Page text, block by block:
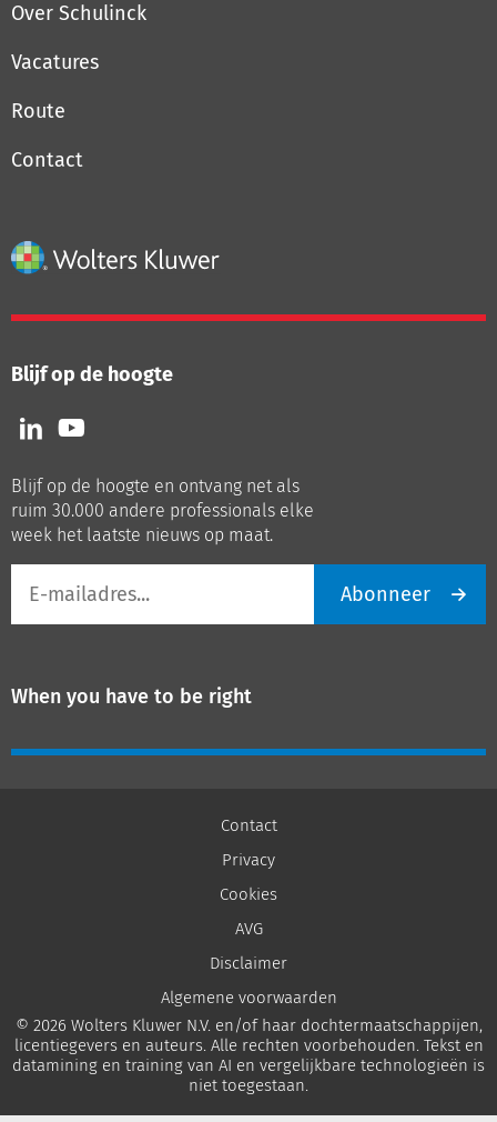
Over Schulinck
Vacatures
Route
Contact
Blijf op de hoogte
Volg
ons
LinkedIn
Volg
ons
Youtube
Blijf op de hoogte en ontvang net als
ruim 30.000 andere professionals elke
week het laatste nieuws op maat.
mailadres
Abonneer
When you have to be right
Contact
Privacy
Cookies
AVG
Disclaimer
Algemene voorwaarden
© 2026 Wolters Kluwer N.V. en/of haar dochtermaatschappijen,
licentiegevers en auteurs. Alle rechten voorbehouden. Tekst en
datamining en training van AI en vergelijkbare technologieën is
niet toegestaan.